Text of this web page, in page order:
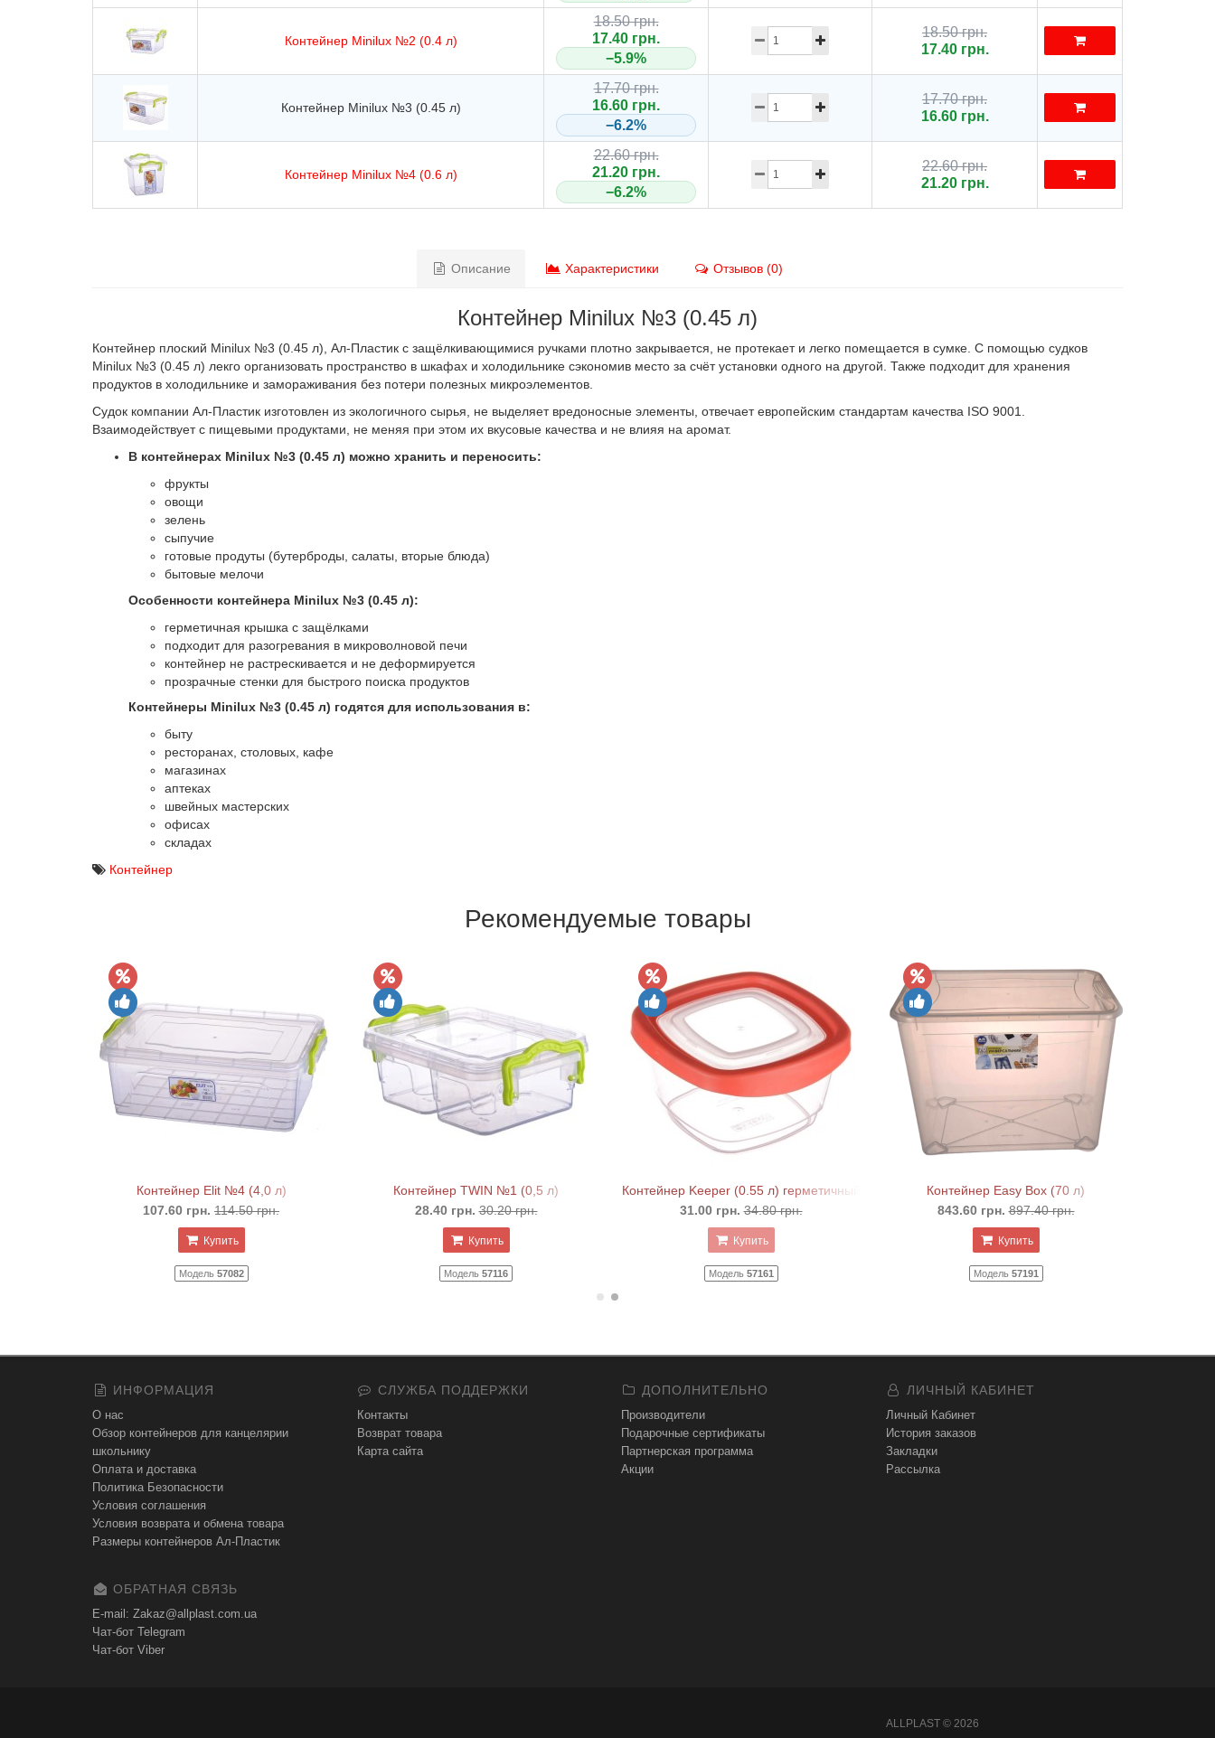
Контейнер Minilux №2 (0.4 л)
18.50 грн.
17.40 грн.
−5.9%
18.50 грн.
17.40 грн.
Контейнер Minilux №3 (0.45 л)
17.70 грн.
16.60 грн.
−6.2%
17.70 грн.
16.60 грн.
Контейнер Minilux №4 (0.6 л)
22.60 грн.
21.20 грн.
−6.2%
22.60 грн.
21.20 грн.
Описание Характеристики Отзывов (0)
Контейнер Minilux №3 (0.45 л)
Контейнер плоский Minilux №3 (0.45 л), Ал-Пластик с защёлкивающимися ручками плотно закрывается, не протекает и легко помещается в сумке. С помощью судков
Minilux №3 (0.45 л) лекго организовать пространство в шкафах и холодильнике сэкономив место за счёт установки одного на другой. Также подходит для хранения
продуктов в холодильнике и замораживания без потери полезных микроэлементов.
Судок компании Ал-Пластик изготовлен из экологичного сырья, не выделяет вредоносные элементы, отвечает европейским стандартам качества ISO 9001.
Взаимодействует с пищевыми продуктами, не меняя при этом их вкусовые качества и не влияя на аромат.
В контейнерах Minilux №3 (0.45 л) можно хранить и переносить:
фрукты
овощи
зелень
сыпучие
готовые продуты (бутерброды, салаты, вторые блюда)
бытовые мелочи
Особенности контейнера Minilux №3 (0.45 л):
герметичная крышка с защёлками
подходит для разогревания в микроволновой печи
контейнер не растрескивается и не деформируется
прозрачные стенки для быстрого поиска продуктов
Контейнеры Minilux №3 (0.45 л) годятся для использования в:
быту
ресторанах, столовых, кафе
магазинах
аптеках
швейных мастерских
офисах
складах
Контейнер
Рекомендуемые товары
Контейнер Elit №4 (4,0 л)
107.60 грн. 114.50 грн.
Купить
Модель 57082
Контейнер TWIN №1 (0,5 л)
28.40 грн. 30.20 грн.
Купить
Модель 57116
Контейнер Keeper (0.55 л) герметичный
31.00 грн. 34.80 грн.
Купить
Модель 57161
Контейнер Easy Box (70 л)
843.60 грн. 897.40 грн.
Купить
Модель 57191
ИНФОРМАЦИЯ
О нас
Обзор контейнеров для канцелярии
школьнику
Оплата и доставка
Политика Безопасности
Условия соглашения
Условия возврата и обмена товара
Размеры контейнеров Ал-Пластик
СЛУЖБА ПОДДЕРЖКИ
Контакты
Возврат товара
Карта сайта
ДОПОЛНИТЕЛЬНО
Производители
Подарочные сертификаты
Партнерская программа
Акции
ЛИЧНЫЙ КАБИНЕТ
Личный Кабинет
История заказов
Закладки
Рассылка
ОБРАТНАЯ СВЯЗЬ
E-mail: Zakaz@allplast.com.ua
Чат-бот Telegram
Чат-бот Viber
ALLPLAST © 2026